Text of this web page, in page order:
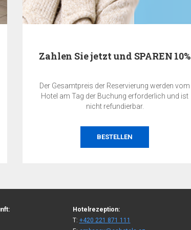
Zahlen Sie jetzt und SPAREN 10%
Der Gesamtpreis der Reservierung werden vom
Hotel am Tag der Buchung erforderlich und ist
nicht refundierbar.
BESTELLEN
Hotelrezeption:
T: +420 221 871 111